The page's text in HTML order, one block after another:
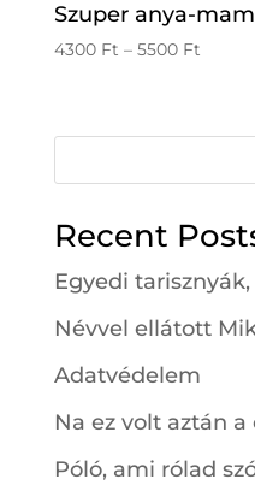
Szuper anya-
4300 Ft – 5500 Ft
5500
Recent
Egyedi
Névvel ellátott
Adatvédelem
Na ez volt aztán
Póló, ami rólad